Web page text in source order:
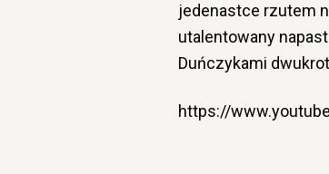
jedenastce rzutem
utalentowany
Duńczykami
https://